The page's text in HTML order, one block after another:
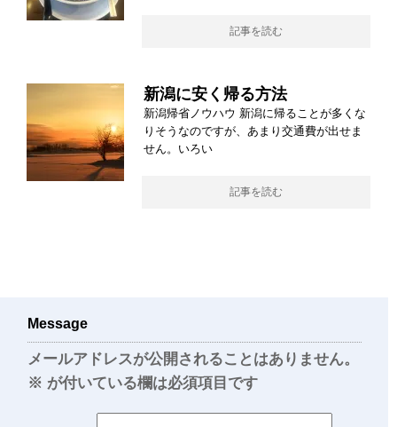
記事を読む
新潟に安く帰る方法
新潟帰省ノウハウ 新潟に帰ることが多くな
りそうなのですが、あまり交通費が出せま
せん。いろい
記事を読む
Message
メールアドレスが公開されることはありません。
※ が付いている欄は必須項目です